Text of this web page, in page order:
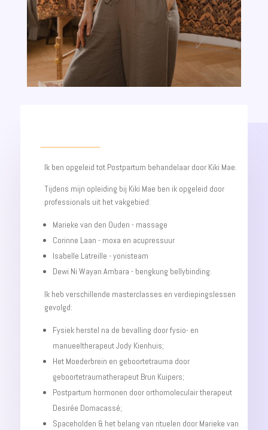
Ik ben opgeleid tot Postpartum behandelaar door Kiki Mae.
Tijdens mijn opleiding bij Kiki Mae ben ik opgeleid door
professionals uit het vakgebied:
Marieke van den Ouden - massage
Corinne Laan - moxa en acupressuur
Isabelle Latreille - yonisteam
Dewi Ni Wayan Ambara - bengkung bellybinding.
Ik heb verschillende masterclasses en verdiepingslessen
gevolgd:
Fysiek herstel na de bevalling door fysio- en
manueeltherapeut Jody Kienhuis;
Het Moederbrein en geboortetrauma door
geboortetraumatherapeut Brun Kuipers;
Postpartum hormonen door orthomoleculair therapeut
Desirée Domacassé;
Spaceholden & het belang van rituelen door Marieke van